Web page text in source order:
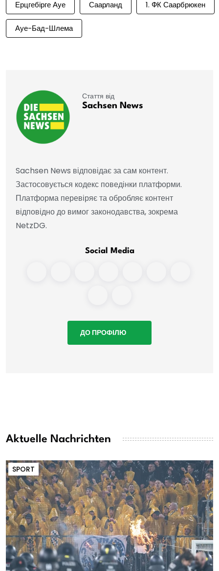
Ерцгебірге Ауе Саарланд 1. ФК Саарбрюкен
Ауе-Бад-Шлема
Стаття від
Sachsen News
Sachsen News відповідає за сам контент.
Застосовується кодекс поведінки платформи.
Платформа перевіряє та обробляє контент
відповідно до вимог законодавства, зокрема
NetzDG.
Social Media
ДО ПРОФІЛЮ
Aktuelle Nachrichten
SPORT